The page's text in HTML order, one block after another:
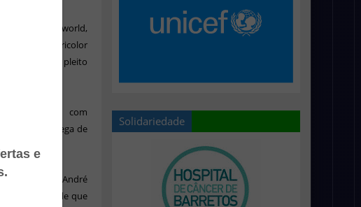
a Dryworld,
com o Tricolor
visando o pleito
acordo e com
afinal, a entrega de
avançada. André
valores. Desde que
Solidariedade